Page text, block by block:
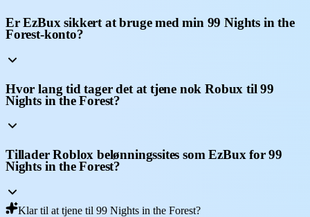
Er EzBux sikkert at bruge med min 99 Nights in the
Forest-konto?
Hvor lang tid tager det at tjene nok Robux til 99
Nights in the Forest?
Tillader Roblox belønningssites som EzBux for 99
Nights in the Forest?
Klar til at tjene til 99 Nights in the Forest?